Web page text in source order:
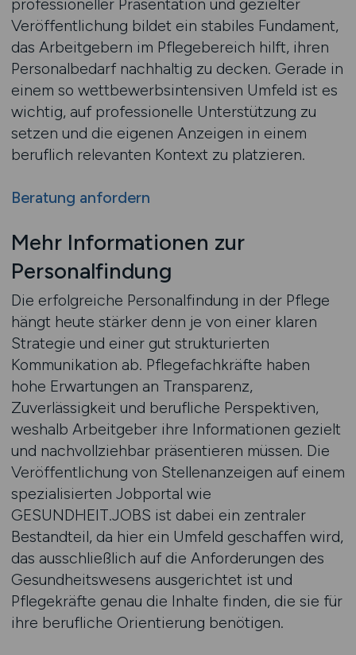
professioneller Präsentation und gezielter
Veröffentlichung bildet ein stabiles Fundament,
das Arbeitgebern im Pflegebereich hilft, ihren
Personalbedarf nachhaltig zu decken. Gerade in
einem so wettbewerbsintensiven Umfeld ist es
wichtig, auf professionelle Unterstützung zu
setzen und die eigenen Anzeigen in einem
beruflich relevanten Kontext zu platzieren.
Beratung anfordern
Mehr Informationen zur
Personalfindung
Die erfolgreiche Personalfindung in der Pflege
hängt heute stärker denn je von einer klaren
Strategie und einer gut strukturierten
Kommunikation ab. Pflegefachkräfte haben
hohe Erwartungen an Transparenz,
Zuverlässigkeit und berufliche Perspektiven,
weshalb Arbeitgeber ihre Informationen gezielt
und nachvollziehbar präsentieren müssen. Die
Veröffentlichung von Stellenanzeigen auf einem
spezialisierten Jobportal wie
GESUNDHEIT.JOBS ist dabei ein zentraler
Bestandteil, da hier ein Umfeld geschaffen wird,
das ausschließlich auf die Anforderungen des
Gesundheitswesens ausgerichtet ist und
Pflegekräfte genau die Inhalte finden, die sie für
ihre berufliche Orientierung benötigen.